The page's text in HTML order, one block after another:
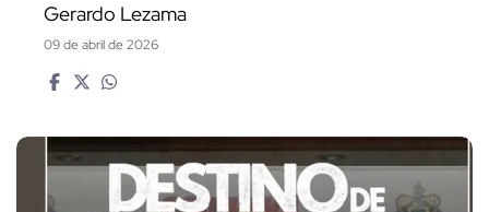
Gerardo Lezama
09 de abril de 2026